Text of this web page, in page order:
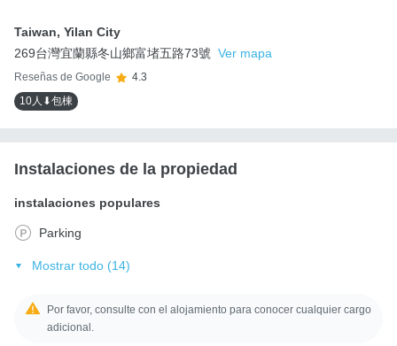
Taiwan, Yilan City
269台灣宜蘭縣冬山鄉富堵五路73號 Ver mapa
Reseñas de Google
4.3
10人⬇包棟
Instalaciones de la propiedad
instalaciones populares
Parking
Mostrar todo (14)
Por favor, consulte con el alojamiento para conocer cualquier cargo
adicional.